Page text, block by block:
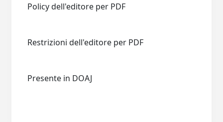
Policy dell'editore per PDF
Restrizioni dell'editore per PDF
Presente in DOAJ